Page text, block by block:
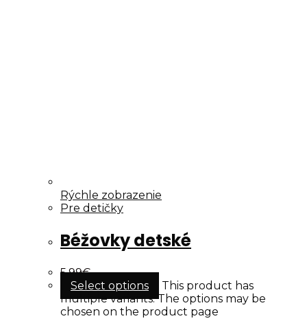
Rýchle zobrazenie
Pre detičky
Béžovky detské
5.99€
Select options
This product has
multiple variants. The options may be
chosen on the product page